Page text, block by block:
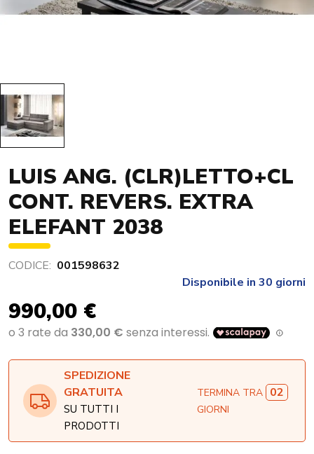
LUIS ANG. (CLR)LETTO+CL
CONT. REVERS. EXTRA
ELEFANT 2038
CODICE: 001598632
Disponibile in 30 giorni
990,00 €
SPEDIZIONE
GRATUITA
SU TUTTI I
PRODOTTI
TERMINA TRA 02
GIORNI